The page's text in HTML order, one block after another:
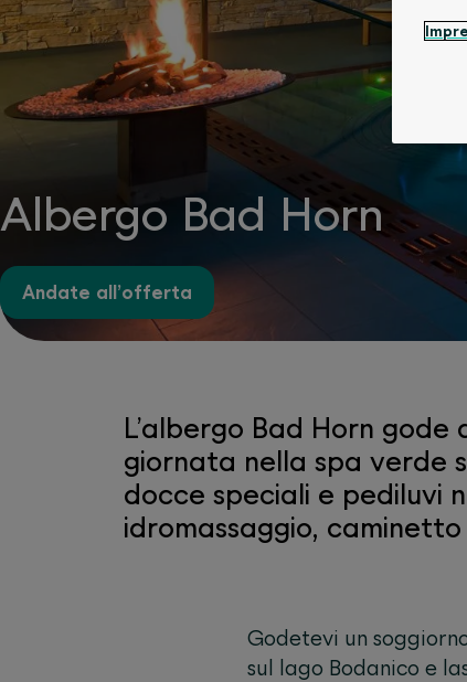
Albergo Bad Horn
Andate all’offerta
L’albergo Bad Horn
giornata nella spa verde
docce speciali e pediluvi
idromassaggio,
Godetevi un
sul lago Bodanico e